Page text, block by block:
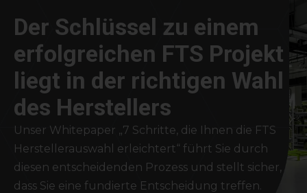
Der Schlüssel zu einem
erfolgreichen FTS Projekt
liegt in der richtigen Wahl
des Herstellers
Unser Whitepaper „7 Schritte, die Ihnen die FTS
Herstellerauswahl erleichtert“ führt Sie durch
diesen entscheidenden Prozess und stellt sicher,
dass Sie eine fundierte Entscheidung treffen.